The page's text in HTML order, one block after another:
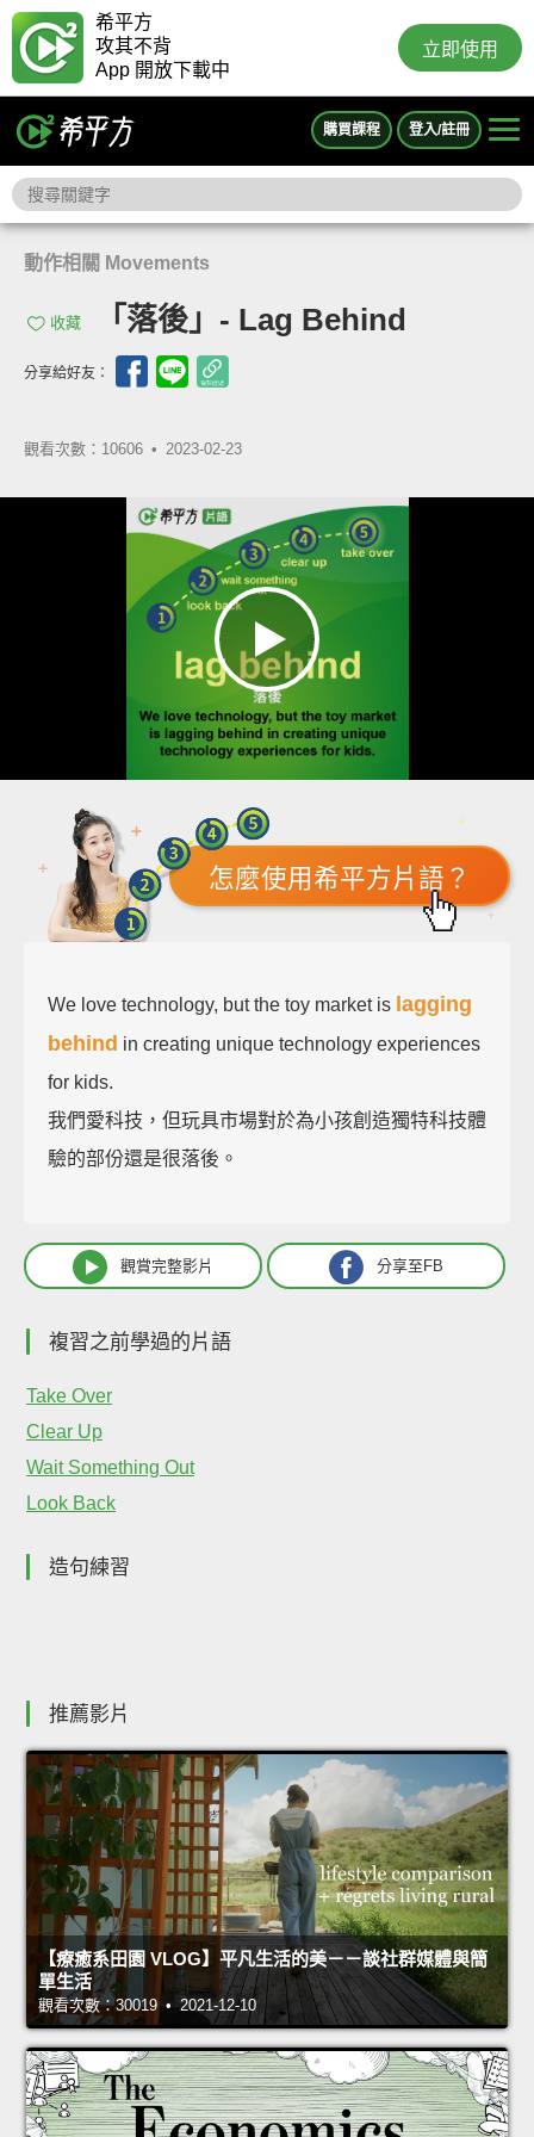
希平方
攻其不背
App 開放下載中
立即使用
購買課程 登入/註冊
動作相關 Movements
收藏 「落後」- Lag Behind
分享給好友：
觀看次數：10606 • 2023-02-23
怎麼使用希平方片語？
We love technology, but the toy market is lagging
behind in creating unique technology experiences
for kids.
我們愛科技，但玩具市場對於為小孩創造獨特科技體
驗的部份還是很落後。
觀賞完整影片 分享至FB
複習之前學過的片語
Take Over
Clear Up
Wait Something Out
Look Back
造句練習
推薦影片
【療癒系田園 VLOG】平凡生活的美－－談社群媒體與簡
單生活
觀看次數：30019 • 2021-12-10